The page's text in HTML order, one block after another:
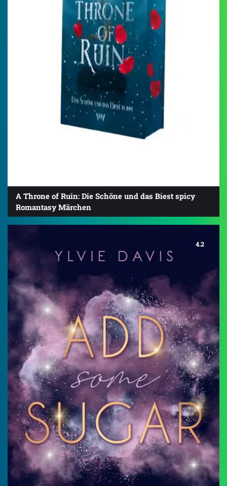
A Throne of Ruin: Die Schöne und das Biest spicy
Romantasy Märchen
4.2